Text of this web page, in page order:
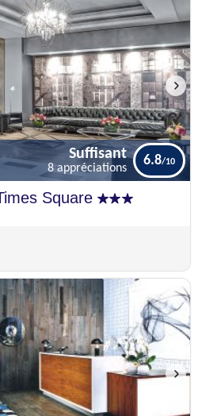
Suffisant
8 appréciations
Square
Suffisant
8 appréciations
6.8